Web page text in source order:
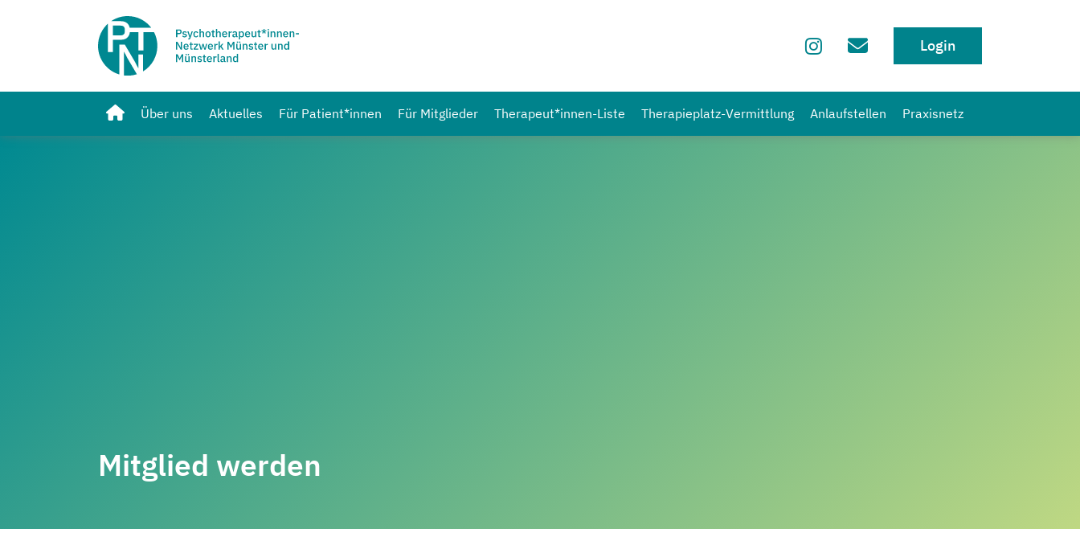
Login
Über uns Aktuelles Für Patient*innen Für Mitglieder Therapeut*innen-Liste Therapieplatz-Vermittlung Anlaufstellen Praxisnetz
Mitglied werden